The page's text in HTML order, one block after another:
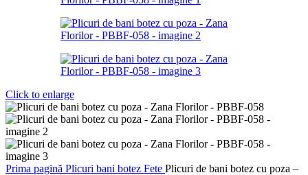
Click to enlarge
Prima pagină Plicuri bani botez Fete Plicuri de bani botez cu poza –